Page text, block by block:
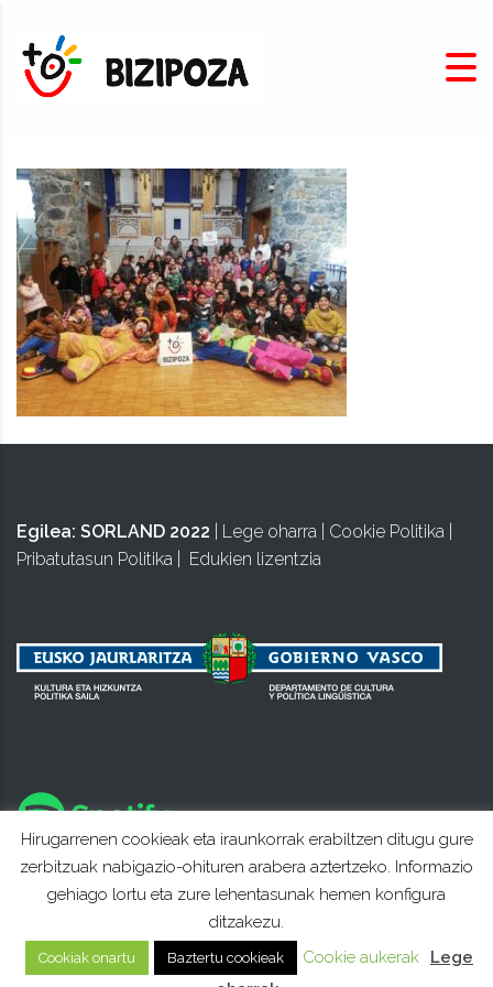
Egilea: SORLAND 2022 Lege oharra Cookie Politika
Pribatutasun Politika
Edukien lizentzia
Hirugarrenen cookieak eta iraunkorrak erabiltzen ditugu gure
zerbitzuak nabigazio-ohituren arabera aztertzeko. Informazio
gehiago lortu eta zure lehentasunak hemen konfigura
ditzakezu.
Cookiak onartu Baztertu cookieak Cookie aukerak
Lege